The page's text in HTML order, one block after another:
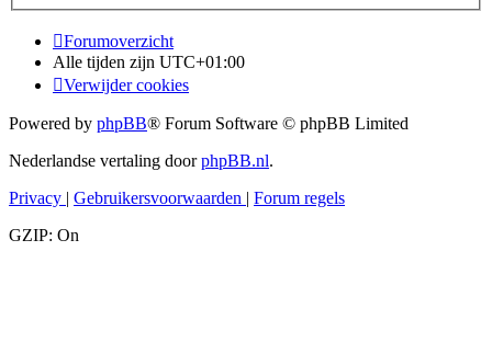
Forumoverzicht
Alle tijden zijn UTC+01:00
Verwijder cookies
Powered by phpBB® Forum Software © phpBB Limited
Nederlandse vertaling doorphpBB.nl.
Privacy | Gebruikersvoorwaarden | Forum regels
GZIP: On